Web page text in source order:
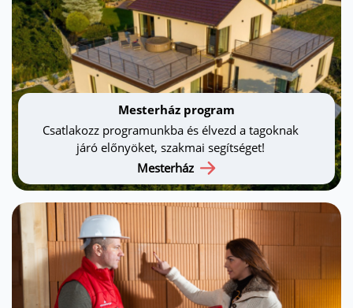
Mesterház program
Csatlakozz programunkba és élvezd a tagoknak
járó előnyöket, szakmai segítséget!
Mesterház